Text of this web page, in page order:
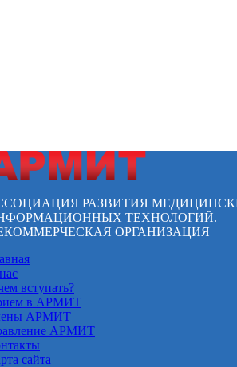
РАЗВИТИЯ
ТЕХНОЛОГИЙ.
ОРГАНИЗАЦИЯ
вступать?
в АРМИТ
АРМИТ
АРМИТ
сайта